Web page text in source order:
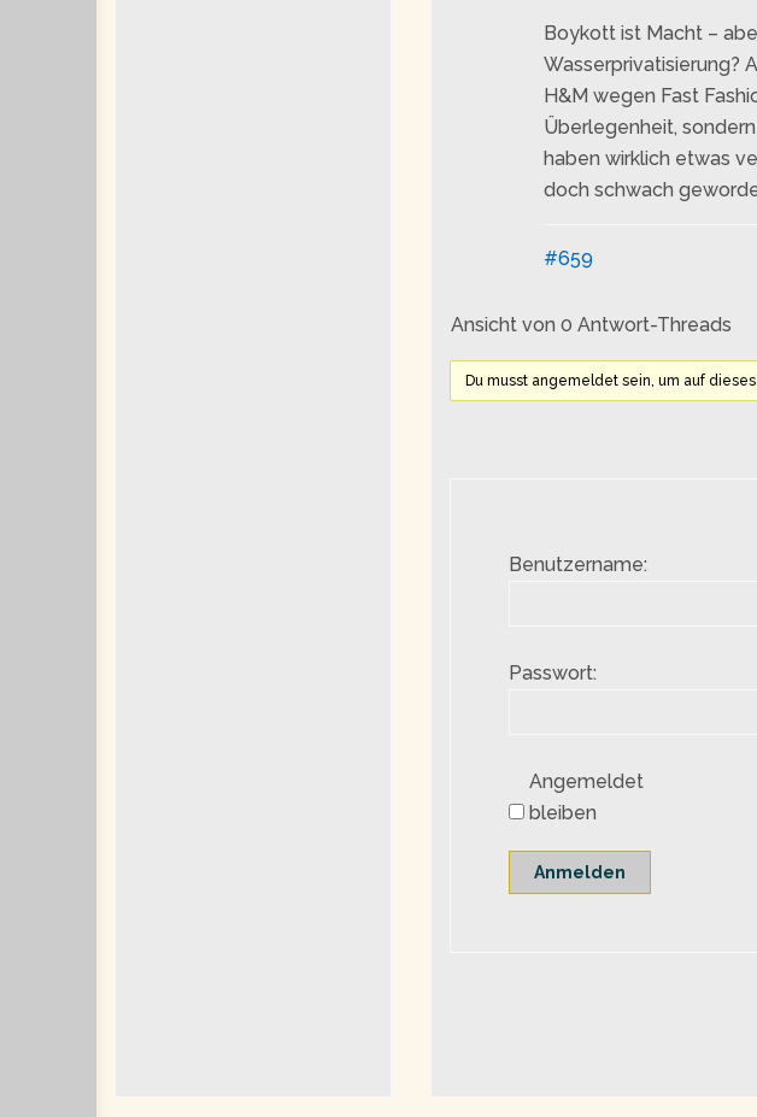
Boykott ist Macht –
Wasserprivatisierung?
H&M wegen Fast
Überlegenheit,
haben wirklich etwas
doch schwach
#659
Ansicht von 0 Antwort-Threads
Du musst angemeldet sein, um auf
Benutzername:
Passwort:
Angemeldet
bleiben
Anmelden